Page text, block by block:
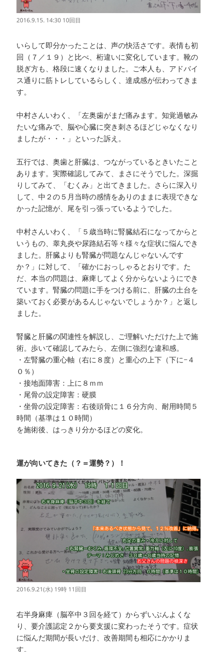
2016.9.15. 14:30 10回目
いらして即分かったことは、声の快活さです。表情も初
回（７／１９）と比べ、桁違いに変化しています。靴の
脱ぎ方も、格段に速くなりました。ご本人も、アドバイ
ス通りに筋トレしているらしく、達成感が伝わってきま
す。
中村さんいわく、「左奥歯がまだ痛みます。知覚過敏み
たいな痛みで、脳や心臓に突き刺さるほどじゃなくなり
ましたが・・・」といった訴え。
五行では、奥歯と肝臓は、つながっているときいたこと
あります。実際確認してみて、まさにそうでした。深掘
りしてみて、「むくみ」と出てきました。さらに深入り
して、中２の５月当時の感情をありのままに表現できな
かった記憶が、尾を引っ張っているようでした。
中村さんいわく、「５歳当時に腎臓結石になってからと
いうもの、睾丸炎や尿路結石等々様々な症状に悩んでき
ました。肝臓よりも腎臓が問題なんじゃないんです
か？」に対して、「確かにおっしゃるとおりです。た
だ、本当の問題は、麻痺してよく分からないようにでき
ています。腎臓の問題に手をつける前に、肝臓の土台を
築いておく必要があるんじゃないでしょうか？」と返し
ました。
腎臓と肝臓の関連性を解説し、ご理解いただけた上で施
術。歩いて確認してみたら、左側に強烈な違和感。
・左腎臓の重心軸（右に８度）と重心の上下（下に−４
０％）
・接地面障害：上に８ｍｍ
・尾骨の設定障害：硬膜
・坐骨の設定障害：右後頭骨に１６分方向、耐用時間５
時間（基準は１０時間）
を施術後、はっきり分かるほどの変化。
運が向いてきた（？＝運勢？）！
2016.9.21(水) 19時 11回目
右半身麻痺（脳卒中３回を経て）からずいぶんよくな
り、要介護認定２から要支援に変わったそうです。症状
に悩んだ期間が長いだけ、改善期間も相応にかかりま
す。